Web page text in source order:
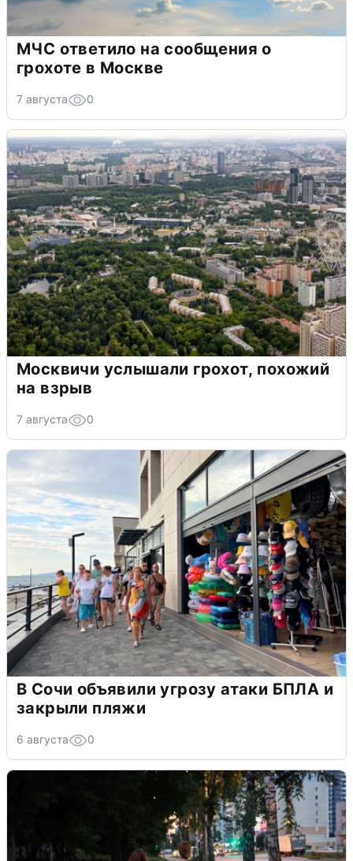
МЧС ответило на сообщения о
грохоте в Москве
7 августа 0
Москвичи услышали грохот, похожий
на взрыв
7 августа 0
В Сочи объявили угрозу атаки БПЛА и
закрыли пляжи
6 августа 0